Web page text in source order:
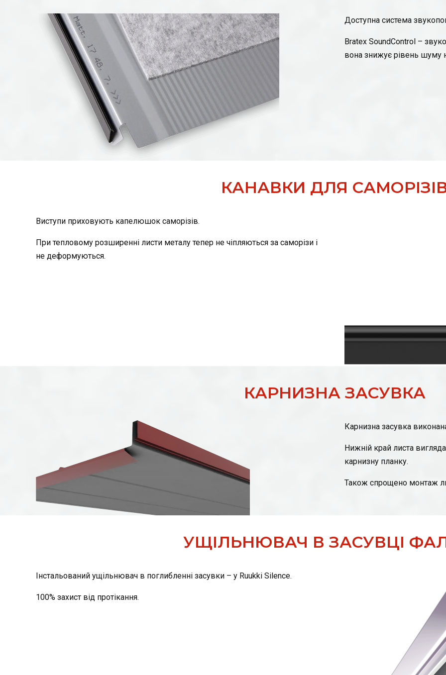
Доступна система
Bratex SoundControl –
вона знижує рівень шуму
КАНАВКИ ДЛЯ
Виступи приховують капелюшок саморізів.
При тепловому розширенні листи металу тепер не чіпляються за саморізи і
не деформуються.
КАРНИЗНА ЗАСУВКА
Карнизна засувка
Нижній край листа
карнизну планку.
Також спрощено монтаж
УЩІЛЬНЮВАЧ В ЗАСУВЦІ
Інстальований ущільнювач в поглибленні засувки – у Ruukki Silence.
100% захист від протікання.